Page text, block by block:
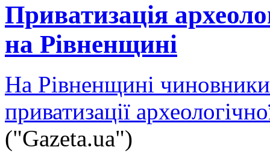
Приватизація
на Рівненщині
На Рівненщині
приватизації
("Gazeta.ua")